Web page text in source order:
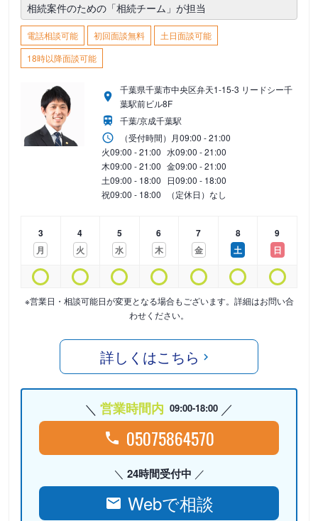
相続案件のための「相続チーム」が担当
電話相談可能 初回面談無料
土日面談可能
18時以降面談可能
千葉県千葉市中央区弁天1-15-3 リードシー千
葉駅前ビル8F
千葉/京成千葉駅
（受付時間） 月09:00 - 21:00
火09:00 - 21:00 水09:00 - 21:00
木09:00 - 21:00 金09:00 - 21:00
土09:00 - 18:00 日09:00 - 18:00
祝09:00 - 18:00 （定休日）なし
3
月
4
火
5
水
6
木
7
金
8
土
9
日
※営業日・相談可能日が変更となる場合もございます。詳細はお問い合
わせください。
詳しくはこちら
営業時間内 09:00-18:00
05075864570
24時間受付中
Webで相談